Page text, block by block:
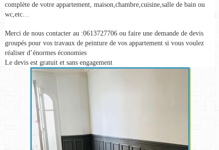
complète de votre appartement, maison,chambre,cuisine,salle de bain ou
wc,etc…
Merci de nous contacter au :0613727706 ou faire une demande de devis
groupés pour vos travaux de peinture de vos appartement si vous voulez
réaliser d’énormes économies
Le devis est gratuit et sans engagement